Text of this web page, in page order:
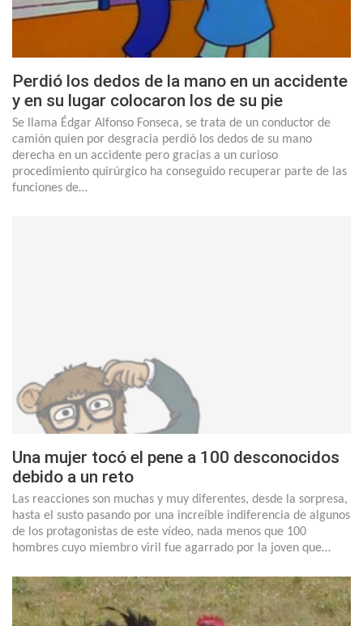
Perdió los dedos de la mano en un accidente
y en su lugar colocaron los de su pie
Se llama Édgar Alfonso Fonseca, se trata de un conductor de
camión quien por desgracia perdió los dedos de su mano
derecha en un accidente pero gracias a un curioso
procedimiento quirúrgico ha conseguido recuperar parte de las
funciones de…
Una mujer tocó el pene a 100 desconocidos
debido a un reto
Las reacciones son muchas y muy diferentes, desde la sorpresa,
hasta el susto pasando por una increíble indiferencia de algunos
de los protagonistas de este vídeo, nada menos que 100
hombres cuyo miembro viril fue agarrado por la joven que…